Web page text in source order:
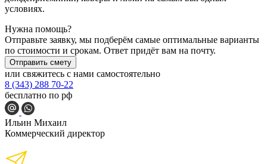
условиях.
Нужна помощь?
Отправьте заявку, мы подберём самые оптимальные варианты
по стоимости и срокам. Ответ придёт вам на почту.
Отправить смету
или свяжитесь с нами самостоятельно
8 (343) 288 70-22
бесплатно по рф
Ильин Михаил
Коммерческий директор